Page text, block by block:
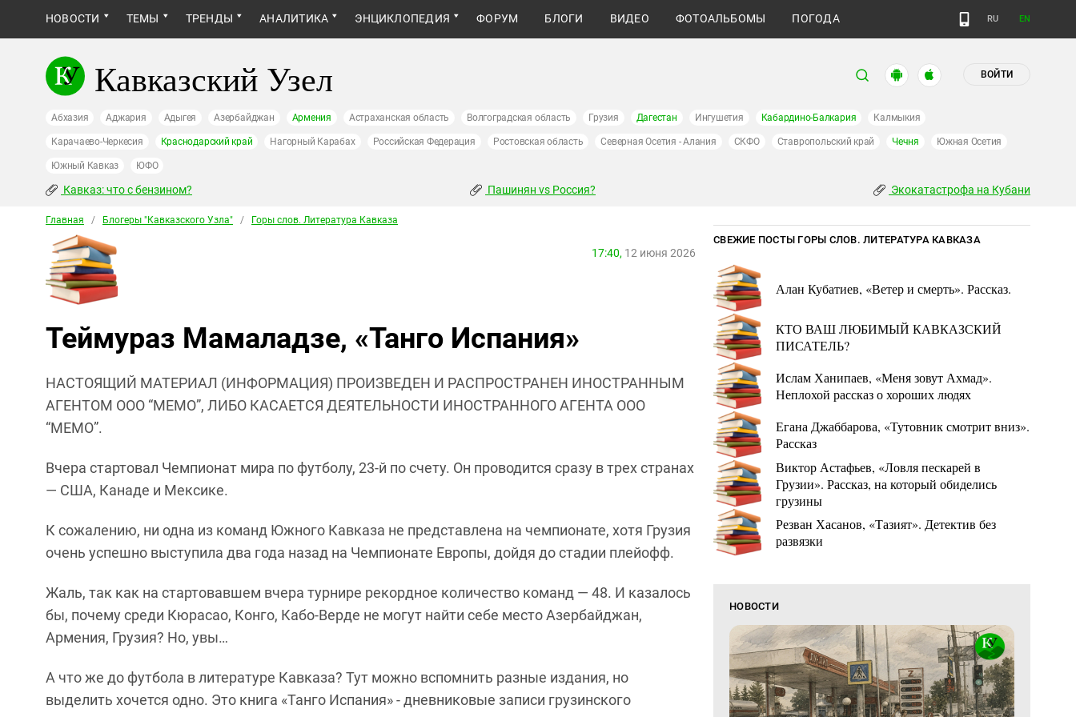
НОВОСТИ ТЕМЫ ТРЕНДЫ АНАЛИТИКА ЭНЦИКЛОПЕДИЯ ФОРУМ БЛОГИ ВИДЕО ФОТОАЛЬБОМЫ ПОГОДА RU EN
Кавказский Узел ВОЙТИ
Абхазия Аджария Адыгея Азербайджан Армения Астраханская область Волгоградская область Грузия Дагестан Ингушетия Кабардино-Балкария Калмыкия
Карачаево-Черкесия Краснодарский край Нагорный Карабах Российская Федерация Ростовская область Северная Осетия - Алания СКФО Ставропольский край Чечня Южная Осетия
Южный Кавказ ЮФО
Кавказ: что с бензином? Пашинян vs Россия? Экокатастрофа на Кубани
Главная / Блогеры "Кавказского Узла" / Горы слов. Литература Кавказа
17:40, 12 июня 2026
Теймураз Мамаладзе, «Танго Испания»
НАСТОЯЩИЙ МАТЕРИАЛ (ИНФОРМАЦИЯ) ПРОИЗВЕДЕН И РАСПРОСТРАНЕН ИНОСТРАННЫМ
АГЕНТОМ ООО “МЕМО”, ЛИБО КАСАЕТСЯ ДЕЯТЕЛЬНОСТИ ИНОСТРАННОГО АГЕНТА ООО
“МЕМО”.
Вчера стартовал Чемпионат мира по футболу, 23-й по счету. Он проводится сразу в трех странах
— США, Канаде и Мексике.
К сожалению, ни одна из команд Южного Кавказа не представлена на чемпионате, хотя Грузия
очень успешно выступила два года назад на Чемпионате Европы, дойдя до стадии плейофф.
Жаль, так как на стартовавшем вчера турнире рекордное количество команд — 48. И казалось
бы, почему среди Кюрасао, Конго, Кабо-Верде не могут найти себе место Азербайджан,
Армения, Грузия? Но, увы…
А что же до футбола в литературе Кавказа? Тут можно вспомнить разные издания, но
выделить хочется одно. Это книга «Танго Испания» - дневниковые записи грузинского
СВЕЖИЕ ПОСТЫ ГОРЫ СЛОВ. ЛИТЕРАТУРА КАВКАЗА
Алан Кубатиев, «Ветер и смерть». Рассказ.
КТО ВАШ ЛЮБИМЫЙ КАВКАЗСКИЙ
ПИСАТЕЛЬ?
Ислам Ханипаев, «Меня зовут Ахмад».
Неплохой рассказ о хороших людях
Егана Джаббарова, «Тутовник смотрит вниз».
Рассказ
Виктор Астафьев, «Ловля пескарей в
Грузии». Рассказ, на который обиделись
грузины
Резван Хасанов, «Тазият». Детектив без
развязки
НОВОСТИ